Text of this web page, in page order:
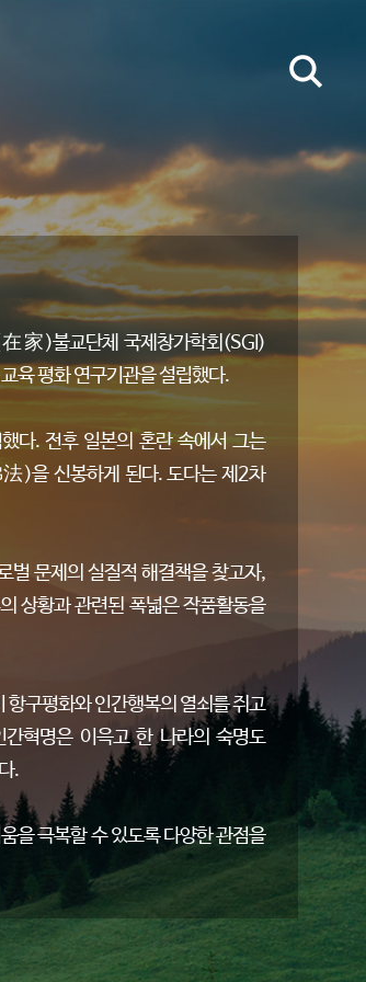
家)불교단체 국제창가학회(SGI)
육 평화 연구기관을 설립했다.
다. 전후 일본의 혼란 속에서 그는
)을 신봉하게 된다. 도다는 제2차
벌 문제의 실질적 해결책을 찾고자,
상황과 관련된 폭넓은 작품활동을
항구평화와 인간행복의 열쇠를 쥐고
간혁명은 이윽고 한 나라의 숙명도
.
을 극복할 수 있도록 다양한 관점을